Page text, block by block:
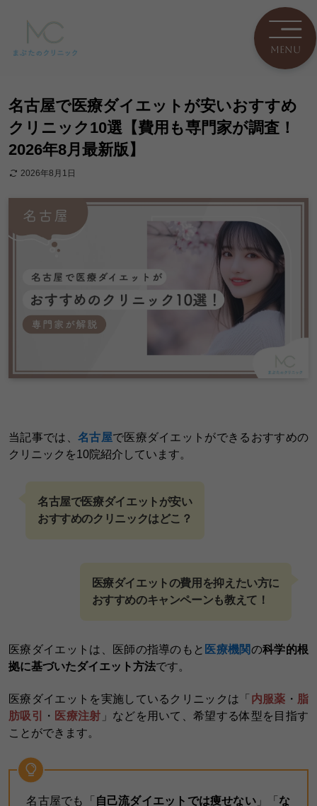
名古屋で医療ダイエットが安いおすすめ
クリニック10選【費用も専門家が調査！
2026年8月最新版】
2026年8月1日
当記事では、 名古屋で医療ダイエットができるおすすめの
クリニックを10院紹介しています。
名古屋で医療ダイエットが安い
おすすめのクリニックはどこ？
医療ダイエットの費用を抑えたい方に
おすすめのキャンペーンも教えて！
医療ダイエットは、医師の指導のもと 医療機関の科学的根
拠に基づいたダイエット方法です。
医療ダイエットを実施しているクリニックは「 内服薬 ・ 脂
肪吸引
・ 医療注射 」などを用いて、希望する体型を目指す
ことができます。
名古屋でも「 自己流ダイエットでは痩せない」「 な